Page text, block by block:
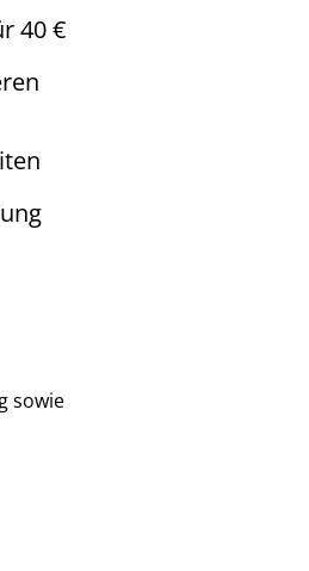
40 €
sowie